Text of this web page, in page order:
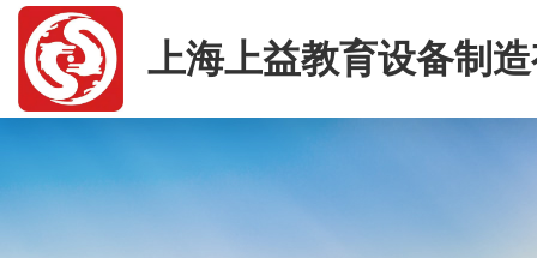
上海上益教育设备制
司